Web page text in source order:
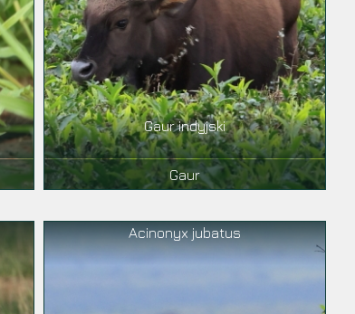
Gaur indyjski
Gaur
Acinonyx jubatus